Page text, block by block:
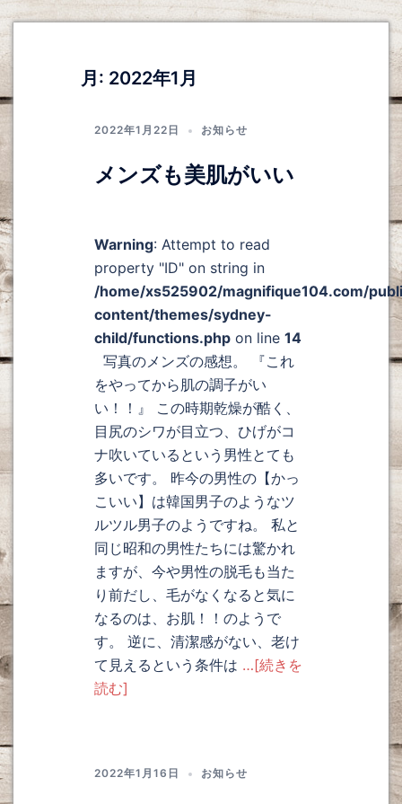
月: 2022年1月
2022年1月22日 お知らせ
メンズも美肌がいい
Warning: Attempt to read
property "ID" on string in
/home/xs525902/magnifique104.com/
content/themes/sydney-
child/functions.phpon line 14
写真のメンズの感想。 『これ
をやってから肌の調子がい
い！！』 この時期乾燥が酷く、
目尻のシワが目立つ、ひげがコ
ナ吹いているという男性とても
多いです。 昨今の男性の【かっ
こいい】は韓国男子のようなツ
ルツル男子のようですね。 私と
同じ昭和の男性たちには驚かれ
ますが、今や男性の脱毛も当た
り前だし、毛がなくなると気に
なるのは、お肌！！のようで
す。 逆に、清潔感がない、老け
て見えるという条件は …[続きを
読む]
2022年1月16日 お知らせ